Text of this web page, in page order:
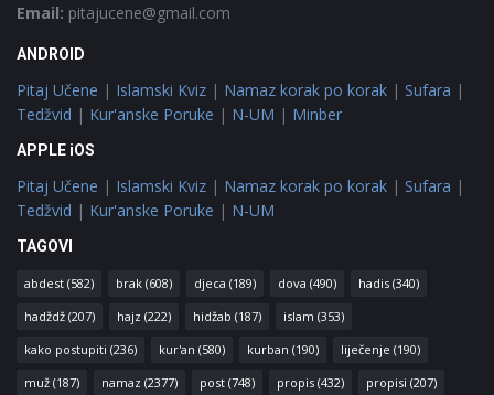
Email: pitajucene@gmail.com
ANDROID
Pitaj Učene | Islamski Kviz | Namaz korak po korak | Sufara |
Tedžvid | Kur'anske Poruke | N-UM | Minber
APPLE iOS
Pitaj Učene | Islamski Kviz | Namaz korak po korak | Sufara |
Tedžvid | Kur'anske Poruke | N-UM
TAGOVI
abdest (582) brak (608) djeca (189) dova (490) hadis (340)
hadždž (207) hajz (222) hidžab (187) islam (353)
kako postupiti (236) kur'an (580) kurban (190) liječenje (190)
muž (187) namaz (2377) post (748) propis (432) propisi (207)